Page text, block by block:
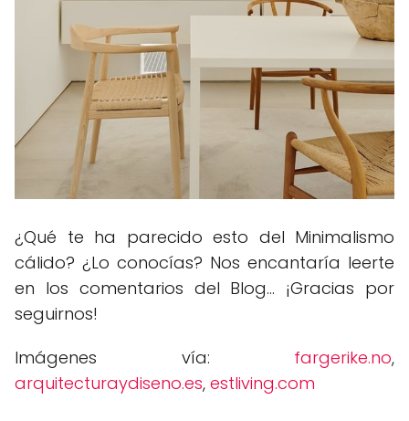
¿Qué te ha parecido esto del Minimalismo
cálido? ¿Lo conocías? Nos encantaría leerte
en los comentarios del Blog... ¡Gracias por
seguirnos!
Imágenes vía: fargerike.no,
arquitecturaydiseno.es, estliving.com